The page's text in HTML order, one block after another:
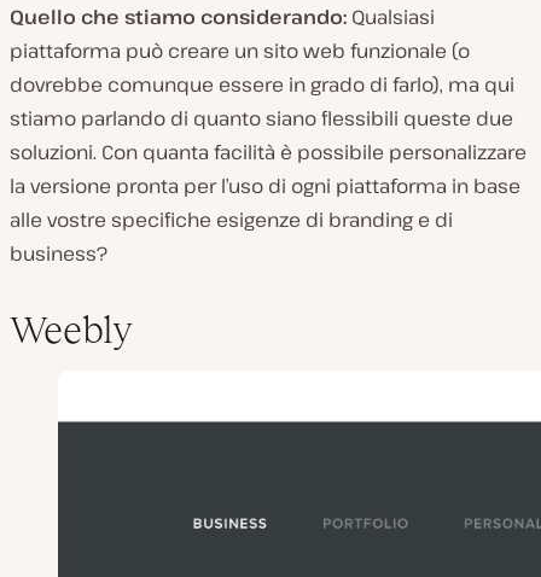
Quello che stiamo considerando: Qualsiasi
piattaforma può creare un sito web funzionale (o
dovrebbe comunque essere in grado di farlo), ma qui
stiamo parlando di quanto siano flessibili queste due
soluzioni. Con quanta facilità è possibile personalizzare
la versione pronta per l’uso di ogni piattaforma in base
alle vostre specifiche esigenze di branding e di
business?
Weebly